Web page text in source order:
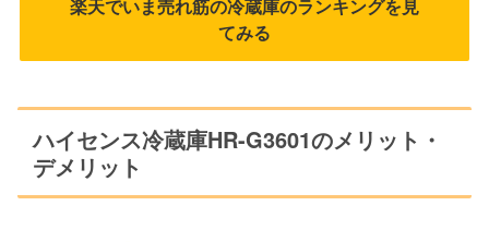
楽天でいま売れ筋の冷蔵庫のランキングを見
てみる
ハイセンス冷蔵庫HR-G3601のメリット・
デメリット